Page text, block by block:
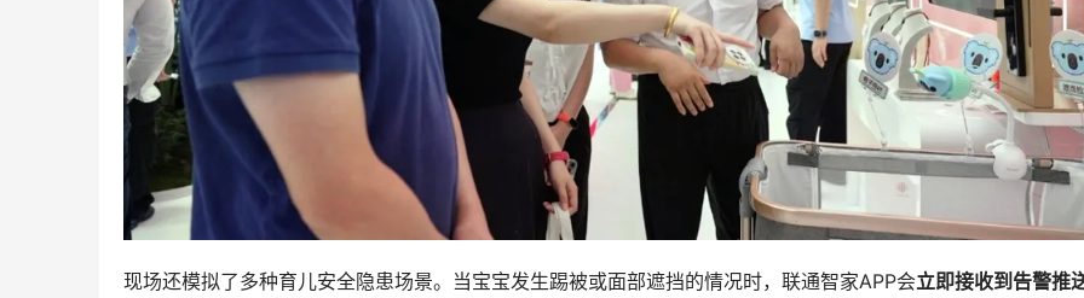
现场还模拟了多种育儿安全隐患场景。当宝宝发生踢被或面部遮挡的情况时，联通智家APP会立即接收到告警推